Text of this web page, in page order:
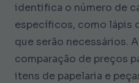
identifica o número de
específicos, como lápis
que serão necessários.
comparação de preços
itens de papelaria e